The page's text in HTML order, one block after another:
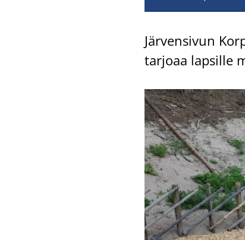
Jär­ven­si­vun
tar­jo­aa lap­sil­le